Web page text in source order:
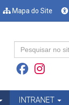
Mapa do Site
INTRANET